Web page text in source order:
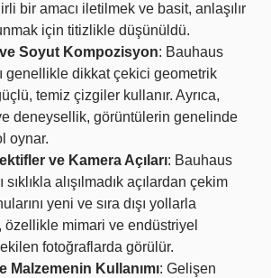
bir amacı iletilmek ve basit, anlaşılır
için titizlikle düşünüldü.
Soyut Kompozisyon: Bauhaus
genellikle dikkat çekici geometrik
temiz çizgiler kullanır. Ayrıca,
deneysellik, görüntülerin genelinde
oynar.
ve Kamera Açıları: Bauhaus
sıklıkla alışılmadık açılardan çekim
yeni ve sıra dışı yollarla
özellikle mimari ve endüstriyel
fotoğraflarda görülür.
Malzemenin Kullanımı: Gelişen